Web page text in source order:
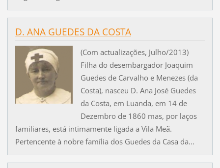
D. ANA GUEDES DA COSTA
(Com actualizações, Julho/2013)
Filha do desembargador Joaquim
Guedes de Carvalho e Menezes (da
Costa), nasceu D. Ana José Guedes
da Costa, em Luanda, em 14 de
Dezembro de 1860 mas, por laços
familiares, está intimamente ligada a Vila Meã.
Pertencente à nobre família dos Guedes da Casa da...